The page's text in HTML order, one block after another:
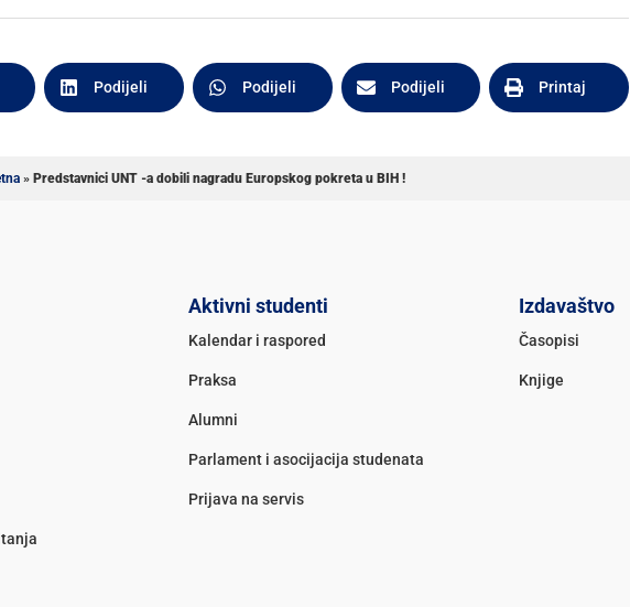
Podijeli Podijeli Podijeli Printaj
» Predstavnici UNT -a dobili nagradu Europskog pokreta u BIH !
Aktivni studenti
Kalendar i raspored
Praksa
Alumni
Parlament i asocijacija studenata
Prijava na servis
Izdavaštvo
Časopisi
Knjige